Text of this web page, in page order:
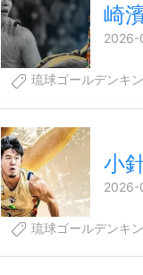
崎
2026-
琉球ゴールデンキ
小
2026-
琉球ゴールデンキ